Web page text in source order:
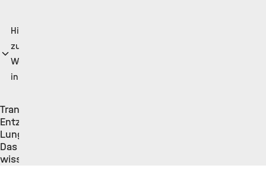
Hinweis
zu
Werbung
in Videos
Transkript:
Entzündungen bei
Lungenerkrankungen:
Das sollten Sie
wissen